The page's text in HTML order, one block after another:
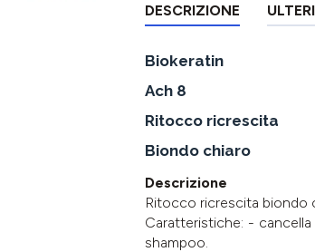
DESCRIZIONE
Biokeratin
Ach 8
Ritocco ricrescita
Biondo chiaro
Descrizione
Ritocco ricrescita biondo
Caratteristiche: -
shampoo.